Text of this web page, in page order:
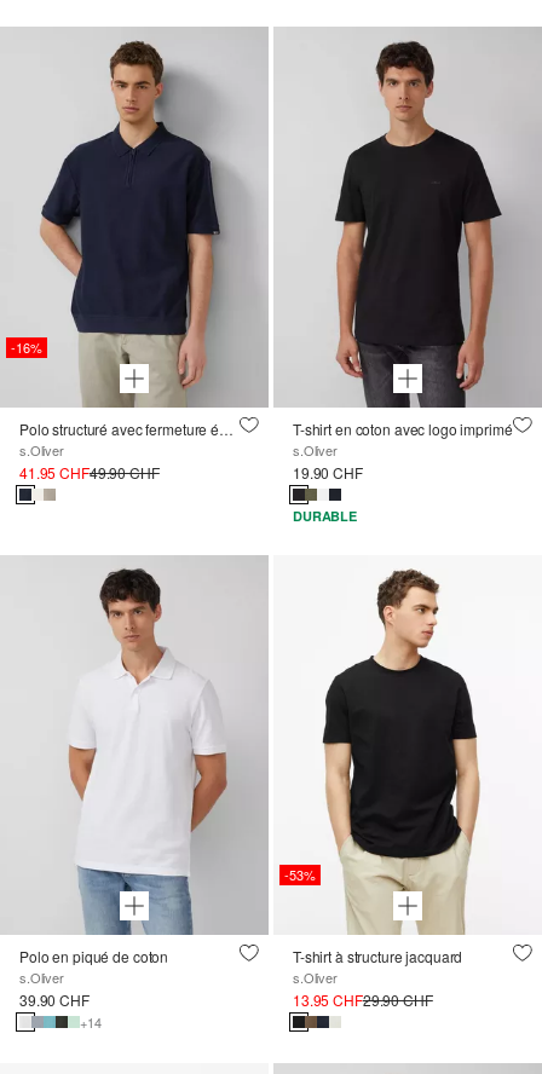
-16%
Polo structuré avec fermeture éclair en Modern Fit
s.Oliver
41.95 CHF49.90 CHF
T-shirt en coton avec logo imprimé
s.Oliver
19.90 CHF
DURABLE
Polo en piqué de coton
s.Oliver
39.90 CHF
+14
-53%
T-shirt à structure jacquard
s.Oliver
13.95 CHF29.90 CHF